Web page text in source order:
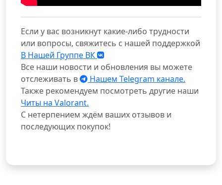
Если у вас возникнут какие-либо трудности
или вопросы, свяжитесь с нашей поддержкой
В Нашей Группе ВК
Все наши новости и обновления вы можете
отслеживать в
Нашем Telegram канале.
Также рекомендуем посмотреть другие наши
Читы на Valorant.
С нетерпением ждём ваших отзывов и
последующих покупок!